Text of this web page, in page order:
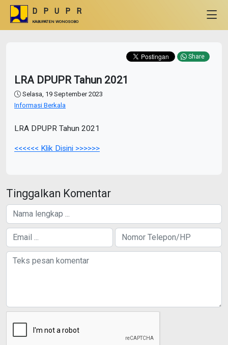
DPUPR
KABUPATEN WONOSOBO
Share
LRA DPUPR Tahun 2021
Selasa, 19 September 2023
Informasi Berkala
LRA DPUPR Tahun 2021
<<<<<< Klik Disini >>>>>>
Tinggalkan Komentar